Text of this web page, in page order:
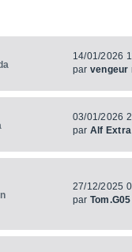
14/01/2026
par vengeur
03/01/2026
par Alf Extra
27/12/2025
par Tom.G05